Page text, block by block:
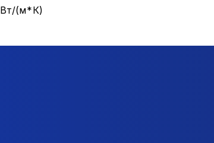
Вт/(м*К)